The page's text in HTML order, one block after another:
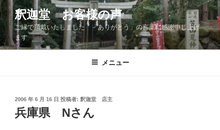
コ
ン
テ
ン
ツ
釈迦堂 お客様の声
ご縁で頂戴いたしました 「ありがとう」の言葉に感謝申し上げ
ます
メニュー
投
稿
日:
2006 年 6 月 16 日 投稿者: 釈迦堂 店主
兵庫県 Nさん